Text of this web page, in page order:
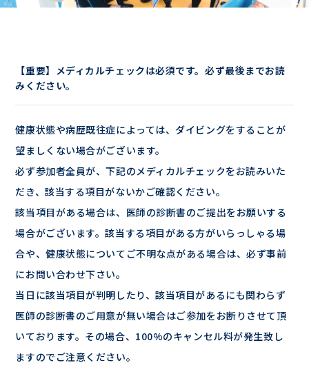
【重要】メディカルチェックは必須です。必ず最後までお読
みください。
健康状態や病歴既往症によっては、ダイビングをすることが
望ましくない場合がございます。
必ず参加者全員が、下記のメディカルチェックをお読みいた
だき、該当する項目がないかご確認ください。
該当項目がある場合は、医師の診断書のご提出をお願いする
場合がございます。該当する項目がある方がいらっしゃる場
合や、健康状態についてご不明な点がある場合は、必ず事前
にお問い合わせ下さい。
当日に該当項目が判明したり、該当項目があるにも関わらず
医師の診断書のご用意が無い場合はご参加をお断りさせて頂
いております。その場合、100%のキャンセル料が発生致し
ますのでご注意ください。